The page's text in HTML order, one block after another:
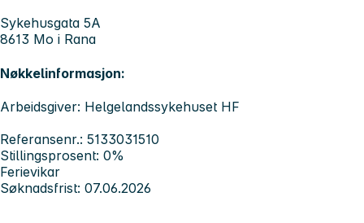
Sykehusgata 5A
8613 Mo i Rana
Nøkkelinformasjon:
Arbeidsgiver: Helgelandssykehuset HF
Referansenr.: 5133031510
Stillingsprosent: 0%
Ferievikar
Søknadsfrist: 07.06.2026